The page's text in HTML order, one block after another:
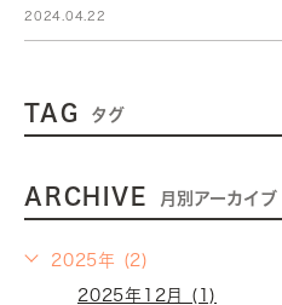
2024.04.22
TAG タグ
ARCHIVE 月別アーカイブ
2025年 (2)
2025年12月 (1)